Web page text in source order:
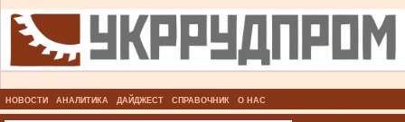
НОВОСТИ АНАЛИТИКА ДАЙДЖЕСТ СПРАВОЧНИК О НАС